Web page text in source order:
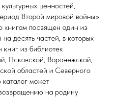
ценностей,
Второй мировой войны».
книгам посвящен один из
десять частей, в которых
книг из библиотек
Псковской, Воронежской,
областей и Северного
каталог может
на родину